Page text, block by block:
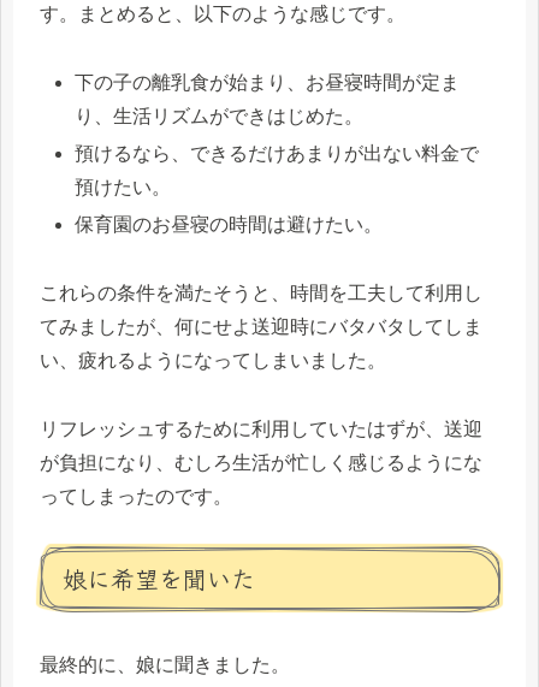
す。まとめると、以下のような感じです。
下の子の離乳食が始まり、お昼寝時間が定ま
り、生活リズムができはじめた。
預けるなら、できるだけあまりが出ない料金で
預けたい。
保育園のお昼寝の時間は避けたい。
これらの条件を満たそうと、時間を工夫して利用し
てみましたが、何にせよ送迎時にバタバタしてしま
い、疲れるようになってしまいました。
リフレッシュするために利用していたはずが、送迎
が負担になり、むしろ生活が忙しく感じるようにな
ってしまったのです。
娘に希望を聞いた
最終的に、娘に聞きました。